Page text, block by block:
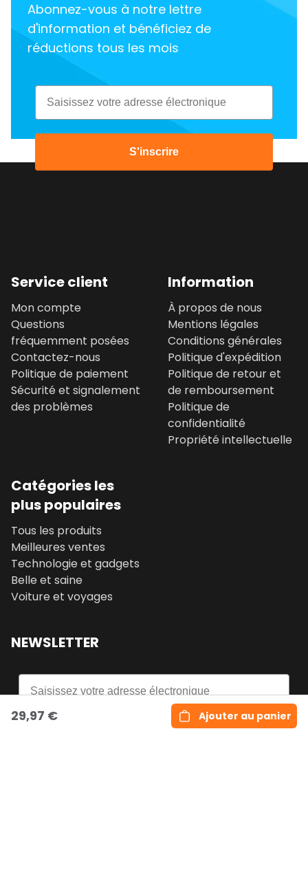
Abonnez-vous à notre lettre
d'information et bénéficiez de
réductions tous les mois
Email
S'inscrire
Service client
Mon compte
Questions
fréquemment posées
Contactez-nous
Politique de paiement
Sécurité et signalement
des problèmes
Information
À propos de nous
Mentions légales
Conditions générales
Politique d'expédition
Politique de retour et
de remboursement
Politique de
confidentialité
Propriété intellectuelle
Catégories les
plus populaires
Tous les produits
Meilleures ventes
Technologie et gadgets
Belle et saine
Voiture et voyages
NEWSLETTER
Email
29,97 € Ajouter au panier